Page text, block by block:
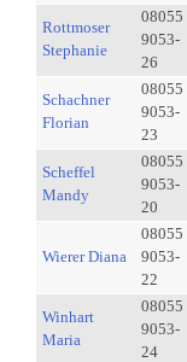
Rottmoser
Stephanie
08055
9053-
26
Schachner
Florian
08055
9053-
23
Scheffel
Mandy
08055
9053-
20
Wierer Diana
08055
9053-
22
Winhart
Maria
08055
9053-
24